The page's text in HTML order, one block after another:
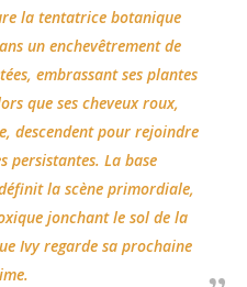
la tentatrice botanique
un enchevêtrement de
embrassant ses plantes
que ses cheveux roux,
descendent pour rejoindre
persistantes. La base
la scène primordiale,
jonchant le sol de la
Ivy regarde sa prochaine